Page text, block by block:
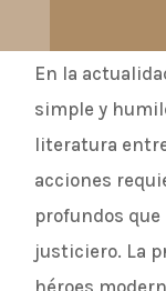
En la
simple y
literatura
acciones
profundos
justiciero. La